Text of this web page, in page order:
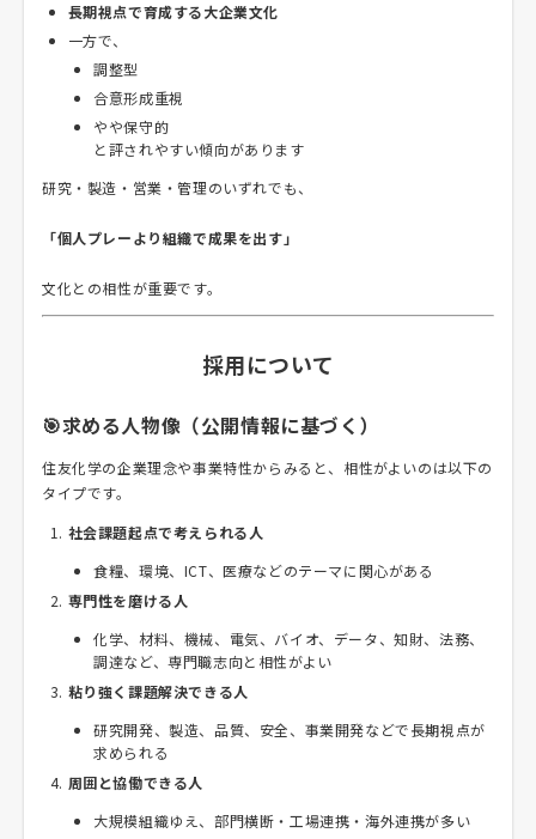
長期視点で育成する大企業文化
一方で、
調整型
合意形成重視
やや保守的
と評されやすい傾向があります
研究・製造・営業・管理のいずれでも、
「個人プレーより組織で成果を出す」
文化との相性が重要です。
採用について
🎯求める人物像（公開情報に基づく）
住友化学の企業理念や事業特性からみると、相性がよいのは以下の
タイプです。
社会課題起点で考えられる人
食糧、環境、ICT、医療などのテーマに関心がある
専門性を磨ける人
化学、材料、機械、電気、バイオ、データ、知財、法務、
調達など、専門職志向と相性がよい
粘り強く課題解決できる人
研究開発、製造、品質、安全、事業開発などで長期視点が
求められる
周囲と協働できる人
大規模組織ゆえ、部門横断・工場連携・海外連携が多い